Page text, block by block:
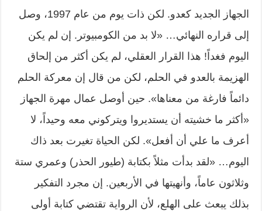
الجهاز الجديد كعدو. لكن ذات يوم من عام 1997، وصل
إلى قراره النهائي… «لا بد من الكومبيوتر. إن لم يكن
اليوم فغداً! هذا القرار العقلي، لم يكن أكثر من إلحاق
الهزيمة بالعدو في الحلم، لكن من قال إن معركة الحلم
دائماً فارغة من معناها». حين أوصل عمال مهرة الجهاز
«أكثر ما خشيته أن يستديروا ويتركوني معه وحيداً، لا
أعرف ما علي أن أفعل». لكن الحياة تغيرت بعد ذاك
اليوم… «لقد بدأت مثلاً بكتابة (طيور الحذر) وعمري ستة
وثلاثون عاماً، وأنهيتها في الأربعين. إن مجرد التفكير
بذلك يبعث على الهلع، لأن الرواية تقتضي كتابة أولى